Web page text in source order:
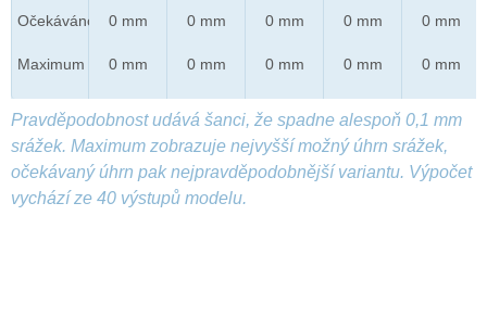
Očekáváno
Maximum
0 mm
0 mm
0 mm
0 mm
0 mm
0 mm
0 mm
0 mm
0 mm
0 mm
Pravděpodobnost udává šanci, že spadne alespoň 0,1 mm
srážek. Maximum zobrazuje nejvyšší možný úhrn srážek,
očekávaný úhrn pak nejpravděpodobnější variantu. Výpočet
vychází ze 40 výstupů modelu.